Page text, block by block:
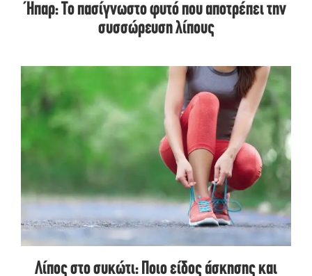
Ήπαρ: Το πασίγνωστο φυτό που αποτρέπει την
συσσώρευση λίπους
Λίπος στο συκώτι: Ποιο είδος άσκησης και